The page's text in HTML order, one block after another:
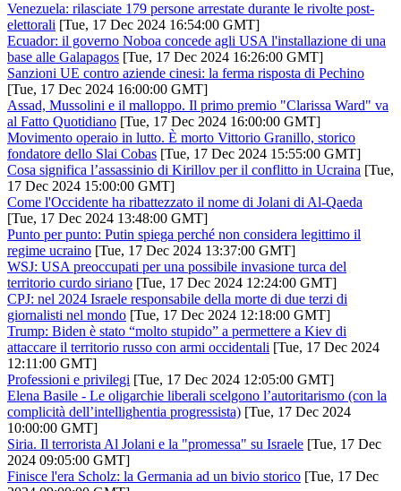
Venezuela: rilasciate 179 persone arrestate durante le rivolte post-
elettorali [Tue, 17 Dec 2024 16:54:00 GMT]
Ecuador: il governo Noboa concede agli USA l'installazione di una
base alle Galapagos [Tue, 17 Dec 2024 16:26:00 GMT]
Sanzioni UE contro aziende cinesi: la ferma risposta di Pechino
[Tue, 17 Dec 2024 16:00:00 GMT]
Assad, Mussolini e il malloppo. Il primo premio "Clarissa Ward" va
al Fatto Quotidiano [Tue, 17 Dec 2024 16:00:00 GMT]
Movimento operaio in lutto. È morto Vittorio Granillo, storico
fondatore dello Slai Cobas [Tue, 17 Dec 2024 15:55:00 GMT]
Cosa significa l’assassinio di Kirillov per il conflitto in Ucraina [Tue,
17 Dec 2024 15:00:00 GMT]
Come l'Occidente ha ribattezzato il nome di Jolani di Al-Qaeda
[Tue, 17 Dec 2024 13:48:00 GMT]
Punto per punto: Putin spiega perché non considera legittimo il
regime ucraino [Tue, 17 Dec 2024 13:37:00 GMT]
WSJ: USA preoccupati per una possibile invasione turca del
territorio curdo siriano [Tue, 17 Dec 2024 12:24:00 GMT]
CPJ: nel 2024 Israele responsabile della morte di due terzi di
giornalisti nel mondo [Tue, 17 Dec 2024 12:18:00 GMT]
Trump: Biden è stato “molto stupido” a permettere a Kiev di
attaccare il territorio russo con armi occidentali [Tue, 17 Dec 2024
12:11:00 GMT]
Professioni e privilegi [Tue, 17 Dec 2024 12:05:00 GMT]
Elena Basile - Le oligarchie liberali scelgono l’autoritarismo (con la
complicità dell’intellighentia progressista) [Tue, 17 Dec 2024
10:00:00 GMT]
Siria. Il terrorista Al Jolani e la "promessa" su Israele [Tue, 17 Dec
2024 09:05:00 GMT]
Finisce l'era Scholz: la Germania ad un bivio storico [Tue, 17 Dec